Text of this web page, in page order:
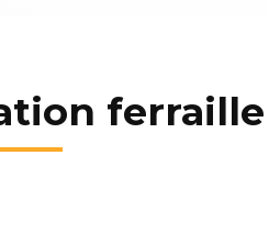
ferraille